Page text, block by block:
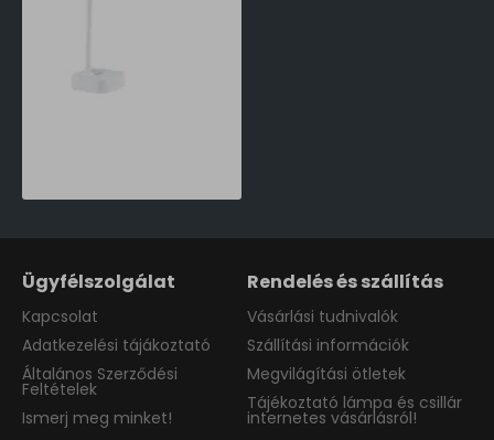
Ügyfélszolgálat
Kapcsolat
Adatkezelési tájákoztató
Általános Szerződési
Feltételek
Ismerj meg minket!
Rendelés és szállítás
Vásárlási tudnivalók
Szállítási információk
Megvilágítási ötletek
Tájékoztató lámpa és csillár
internetes vásárlásról!